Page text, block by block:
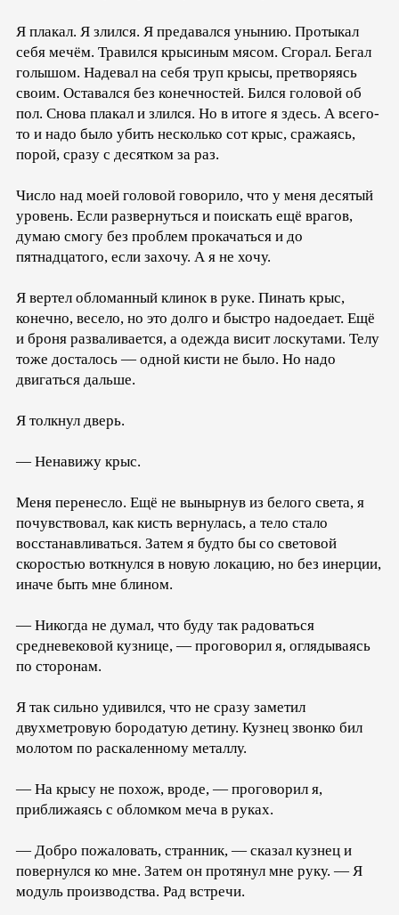
Я плакал. Я злился. Я предавался унынию. Протыкал
себя мечём. Травился крысиным мясом. Сгорал. Бегал
голышом. Надевал на себя труп крысы, претворяясь
своим. Оставался без конечностей. Бился головой об
пол. Снова плакал и злился. Но в итоге я здесь. А всего-
то и надо было убить несколько сот крыс, сражаясь,
порой, сразу с десятком за раз.
Число над моей головой говорило, что у меня десятый
уровень. Если развернуться и поискать ещё врагов,
думаю смогу без проблем прокачаться и до
пятнадцатого, если захочу. А я не хочу.
Я вертел обломанный клинок в руке. Пинать крыс,
конечно, весело, но это долго и быстро надоедает. Ещё
и броня разваливается, а одежда висит лоскутами. Телу
тоже досталось — одной кисти не было. Но надо
двигаться дальше.
Я толкнул дверь.
— Ненавижу крыс.
Меня перенесло. Ещё не вынырнув из белого света, я
почувствовал, как кисть вернулась, а тело стало
восстанавливаться. Затем я будто бы со световой
скоростью воткнулся в новую локацию, но без инерции,
иначе быть мне блином.
— Никогда не думал, что буду так радоваться
средневековой кузнице, — проговорил я, оглядываясь
по сторонам.
Я так сильно удивился, что не сразу заметил
двухметровую бородатую детину. Кузнец звонко бил
молотом по раскаленному металлу.
— На крысу не похож, вроде, — проговорил я,
приближаясь с обломком меча в руках.
— Добро пожаловать, странник, — сказал кузнец и
повернулся ко мне. Затем он протянул мне руку. — Я
модуль производства. Рад встречи.